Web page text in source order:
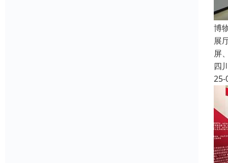
博
展
屏
四
25-